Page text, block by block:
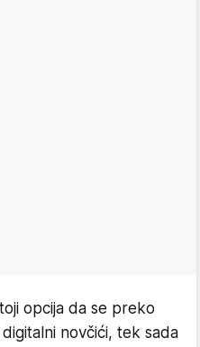
opcija da se preko
novčići, tek sada